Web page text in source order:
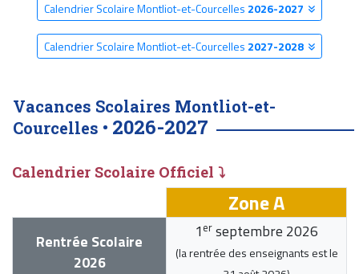
Calendrier Scolaire Montliot-et-Courcelles 2026-2027
Calendrier Scolaire Montliot-et-Courcelles 2027-2028
Vacances Scolaires Montliot-et-
Courcelles • 2026-2027
Calendrier Scolaire Officiel ⤵
Zone A
Rentrée Scolaire
2026
1 er septembre 2026
(la rentrée des enseignants est le